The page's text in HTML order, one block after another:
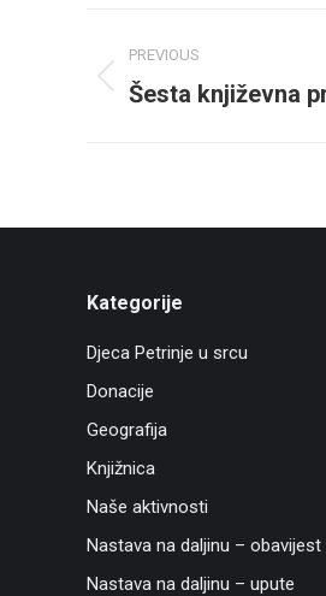
navigation
PREVIOUS
Previous
Šesta književna
Kategorije
Djeca Petrinje u srcu
Donacije
Geografija
Knjižnica
Naše aktivnosti
Nastava na daljinu – obavijest
Nastava na daljinu – upute